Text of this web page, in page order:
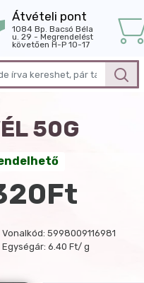
Átvételi pont
1084 Bp. Bacsó Béla
u. 29 - Megrendelést
követően H-P 10-17
50G
Vonalkód: 5998009116981
Egységár: 6.40 Ft/ g